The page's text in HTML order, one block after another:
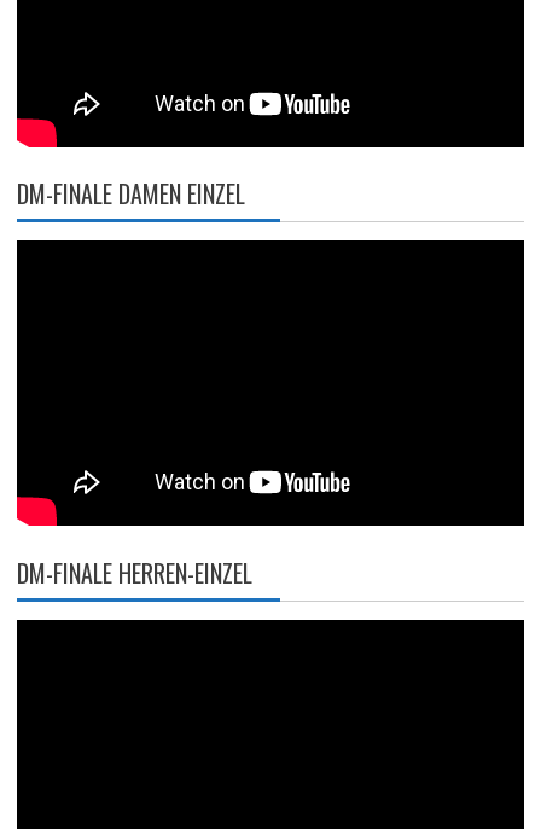
DM-FINALE DAMEN EINZEL
DM-FINALE HERREN-EINZEL